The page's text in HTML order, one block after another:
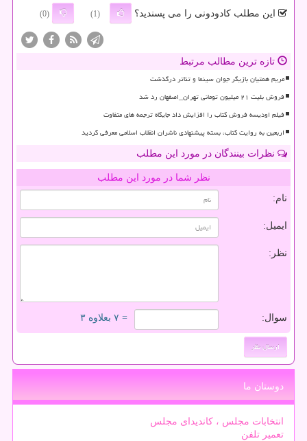
این مطلب کادودونی را می پسندید؟ (1)
(0)
تازه ترین مطالب مرتبط
مریم همتیان بازیگر جوان سینما و تئاتر درگذشت
فروش بلیت ۲۱ میلیون تومانی تهران_اصفهان رد شد
فیلم اودیسه فروش کتاب را افزایش داد جایگاه ترجمه های متفاوت
اربعین به روایت کتاب، بسته پیشنهادی ناشران انقلاب اسلامی معرفی گردید
نظرات بینندگان در مورد این مطلب
نظر شما در مورد این مطلب
نام:
ایمیل:
نظر:
سوال: = ۷ بعلاوه ۳
دوستان ما
انتخابات مجلس ، کاندیدای مجلس
تعمیر تلفن